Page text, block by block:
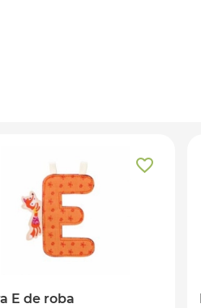
E de roba